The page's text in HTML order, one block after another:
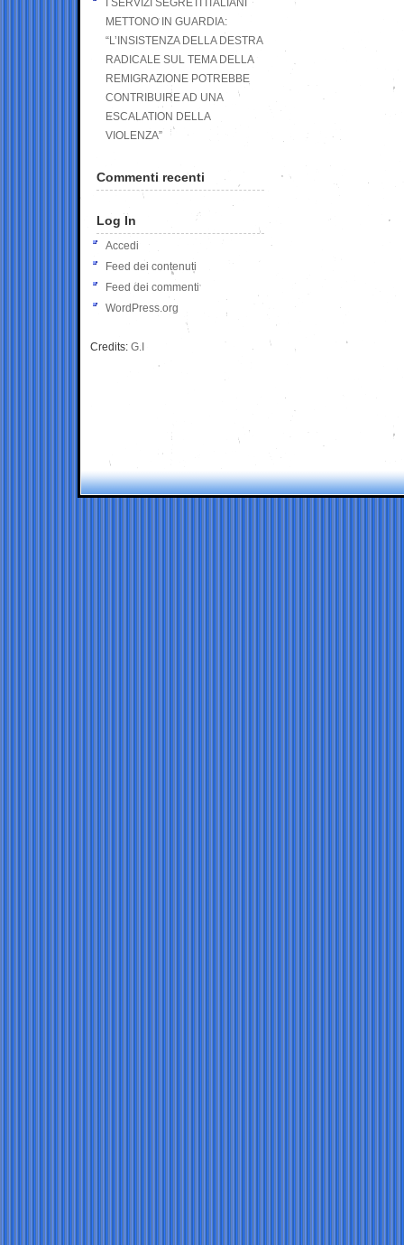
I SERVIZI SEGRETI ITALIANI
METTONO IN GUARDIA:
“L’INSISTENZA DELLA DESTRA
RADICALE SUL TEMA DELLA
REMIGRAZIONE POTREBBE
CONTRIBUIRE AD UNA
ESCALATION DELLA
VIOLENZA”
Commenti recenti
Log In
Accedi
Feed dei contenuti
Feed dei commenti
WordPress.org
Credits: G.I